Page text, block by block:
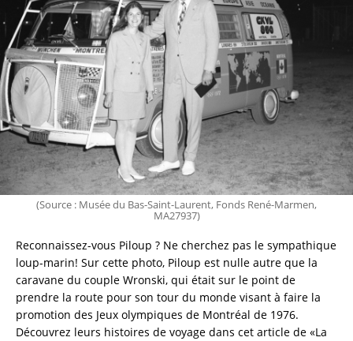
(Source : Musée du Bas-Saint-Laurent, Fonds René-Marmen,
MA27937)
Reconnaissez-vous Piloup ? Ne cherchez pas le sympathique
loup-marin! Sur cette photo, Piloup est nulle autre que la
caravane du couple Wronski, qui était sur le point de
prendre la route pour son tour du monde visant à faire la
promotion des Jeux olympiques de Montréal de 1976.
Découvrez leurs histoires de voyage dans cet article de «La